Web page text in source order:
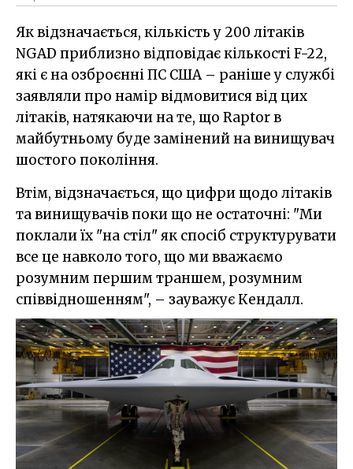
Як відзначається, кількість у 200 літаків
NGAD приблизно відповідає кількості F-22,
які є на озброєнні ПС США – раніше у службі
заявляли про намір відмовитися від цих
літаків, натякаючи на те, що Raptor в
майбутньому буде замінений на винищувач
шостого покоління.
Втім, відзначається, що цифри щодо літаків
та винищувачів поки що не остаточні: "Ми
поклали їх "на стіл" як спосіб структурувати
все це навколо того, що ми вважаємо
розумним першим траншем, розумним
співвідношенням", – зауважує Кендалл.